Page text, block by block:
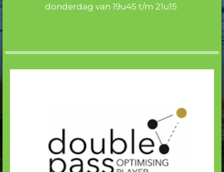
donderdag van 19u45 t/m 21u15